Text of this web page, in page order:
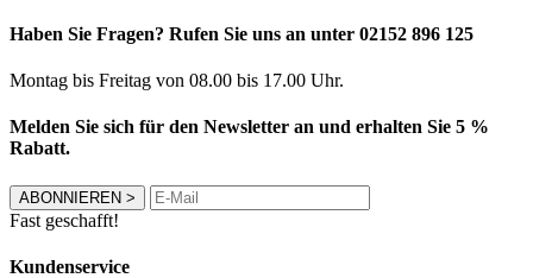
Haben Sie Fragen? Rufen Sie uns an unter 02152 896 125
Montag bis Freitag von 08.00 bis 17.00 Uhr.
Melden Sie sich für den Newsletter an und erhalten Sie 5 %
Rabatt.
ABONNIEREN >
Fast geschafft!
Kundenservice